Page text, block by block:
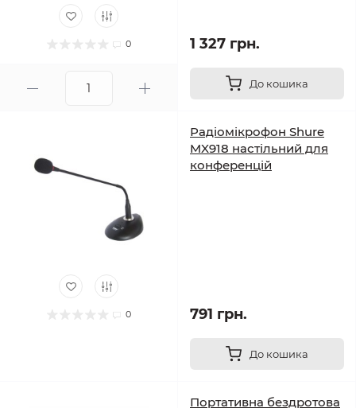
0 1 327 грн.
До кошика
0
Радіомікрофон Shure
MX918 настільний для
конференцій
791 грн.
До кошика
Портативна бездротова